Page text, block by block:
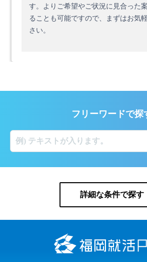
す。 よりご希望やご状況に見合った
ることも可能ですので、まずはお気
さい。
フリーワードで探
詳細な条件で探す